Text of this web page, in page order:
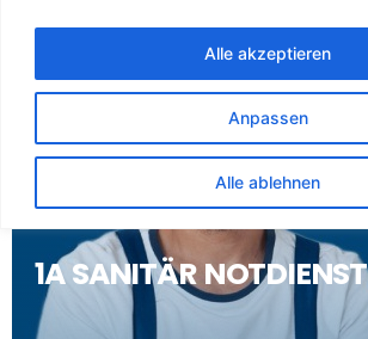
Anpassen
Alle ablehnen
Alle akzeptieren
1A SANITÄR NOTDIENST